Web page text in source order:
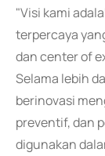
"Visi kami
terpercaya
dan center of
Selama lebih
berinovasi
preventif, dan
digunakan